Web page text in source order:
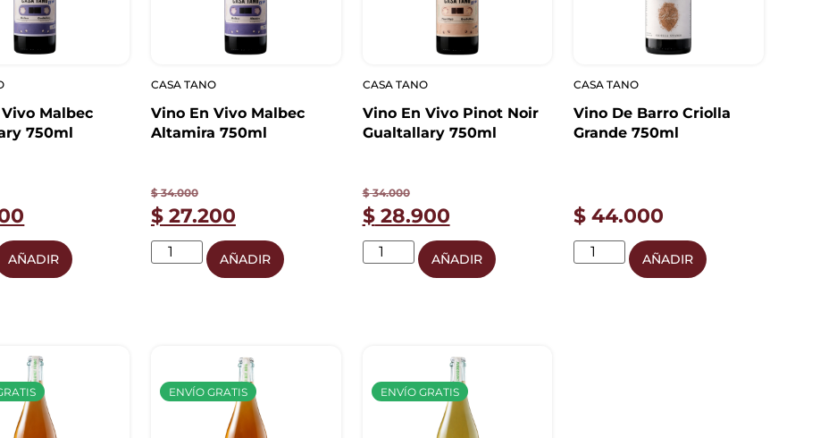
Malbec
750ml
AÑADIR
CASA TANO
Vino En Vivo Malbec
Altamira 750ml
$34.000
$27.200
AÑADIR
CASA TANO
Vino En Vivo Pinot Noir
Gualtallary 750ml
$34.000
$28.900
AÑADIR
CASA TANO
Vino De Barro Criolla
Grande 750ml
$ 44.000
AÑADIR
ENVÍO GRATIS ENVÍO GRATIS